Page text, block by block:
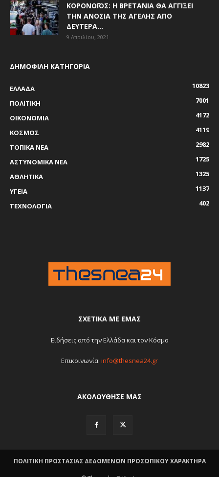
ΚΟΡΟΝΟΪΌΣ: Η ΒΡΕΤΑΝΊΑ ΘΑ ΑΓΓΊΞΕΙ
ΤΗΝ ΑΝΟΣΊΑ ΤΗΣ ΑΓΈΛΗΣ ΑΠΌ
ΔΕΥΤΈΡΑ...
9 Απριλίου, 2021
ΔΗΜΟΦΙΛΗ ΚΑΤΗΓΟΡΙΑ
ΕΛΛΑΔΑ
10823
ΠΟΛΙΤΙΚΗ
7001
ΟΙΚΟΝΟΜΙΑ
4172
ΚΟΣΜΟΣ
4119
ΤΟΠΙΚΑ ΝΕΑ
2982
ΑΣΤΥΝΟΜΙΚΑ ΝΕΑ
1725
ΑΘΛΗΤΙΚΑ
1325
ΥΓΕΙΑ
1137
ΤΕΧΝΟΛΟΓΙΑ
402
ΣΧΕΤΙΚΆ ΜΕ ΕΜΆΣ
Ειδήσεις από την Ελλάδα και τον Κόσμο
Επικοινωνία: info@thesnea24.gr
ΑΚΟΛΟΥΘΗΣΕ ΜΑΣ
ΠΟΛΙΤΙΚΗ ΠΡΟΣΤΑΣΙΑΣ ΔΕΔΟΜΕΝΩΝ ΠΡΟΣΩΠΙΚΟΥ ΧΑΡΑΚΤΗΡΑ